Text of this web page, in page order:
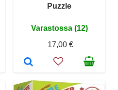
Puzzle
Varastossa (12)
17,00 €